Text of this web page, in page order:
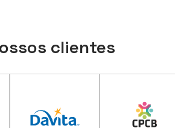
clientes